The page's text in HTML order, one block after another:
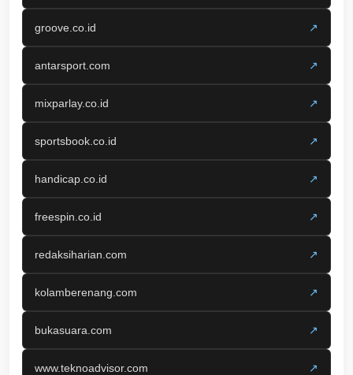
groove.co.id ↗
antarsport.com ↗
mixparlay.co.id ↗
sportsbook.co.id ↗
handicap.co.id ↗
freespin.co.id ↗
redaksiharian.com ↗
kolamberenang.com ↗
bukasuara.com ↗
www.teknoadvisor.com ↗